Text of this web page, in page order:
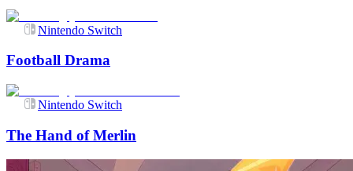
Nintendo Switch
Football Drama
Nintendo Switch
The Hand of Merlin